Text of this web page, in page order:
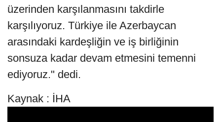
üzerinden karşılanmasını takdirle
karşılıyoruz. Türkiye ile Azerbaycan
arasındaki kardeşliğin ve iş birliğinin
sonsuza kadar devam etmesini temenni
ediyoruz." dedi.
Kaynak : İHA